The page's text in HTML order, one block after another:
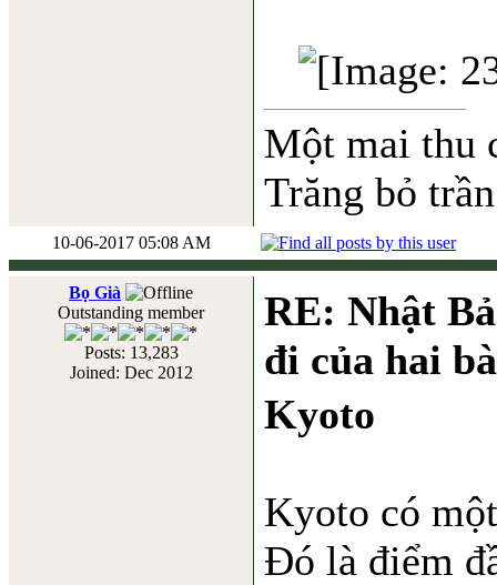
Một mai thu
Trăng bỏ
10-06-2017 05:08 AM
Bọ Già
Outstanding member
Posts: 13,283
Joined: Dec 2012
RE: Nhật
đi của hai
Kyoto
Kyoto có
Đó là điểm